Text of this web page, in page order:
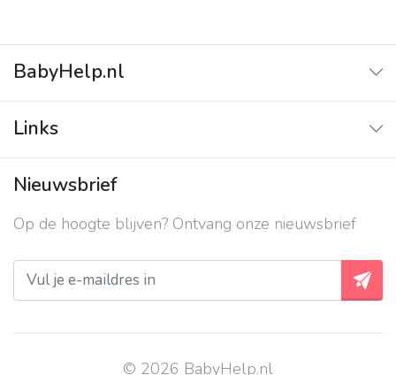
BabyHelp.nl
Vraag & Antwoord
Links
Contact
Over ons
Privacy beleid
Nieuwsbrief
Op de hoogte blijven? Ontvang onze nieuwsbrief
© 2026 BabyHelp.nl